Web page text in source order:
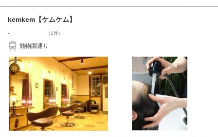
kemkem【ケムケム】
- （1件）
動物園通り